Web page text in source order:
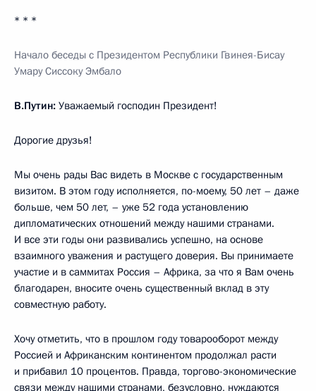
* * *
Начало беседы с Президентом Республики Гвинея-Бисау
Умару Сиссоку Эмбало
В.Путин: Уважаемый господин Президент!
Дорогие друзья!
Мы очень рады Вас видеть в Москве с государственным
визитом. В этом году исполняется, по-моему, 50 лет – даже
больше, чем 50 лет, – уже 52 года установлению
дипломатических отношений между нашими странами.
И все эти годы они развивались успешно, на основе
взаимного уважения и растущего доверия. Вы принимаете
участие и в саммитах Россия – Африка, за что я Вам очень
благодарен, вносите очень существенный вклад в эту
совместную работу.
Хочу отметить, что в прошлом году товарооборот между
Россией и Африканским континентом продолжал расти
и прибавил 10 процентов. Правда, торгово-экономические
связи между нашими странами, безусловно, нуждаются